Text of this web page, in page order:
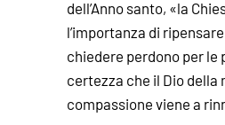
dell’Anno santo, «la
l’importanza di
chiedere perdono per le
certezza che il Dio della
compassione viene a